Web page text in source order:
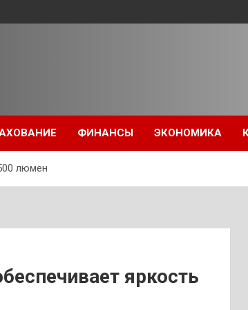
ФИНАНСЫ ЭКОНОМИКА
люмен
яркость